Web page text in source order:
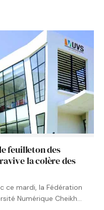
feuilleton des
la colère des
ce mardi, la Fédération
Numérique Cheikh